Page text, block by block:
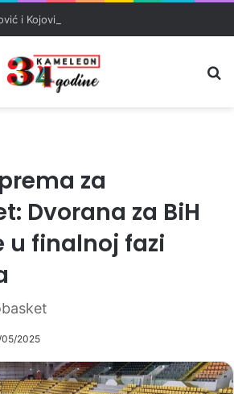
za
Dvorana za BiH
u finalnoj fazi
2025